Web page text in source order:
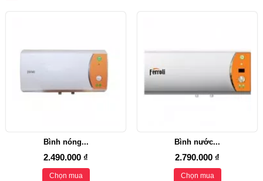
Bình nóng...
2.490.000 ₫
Chọn mua
Bình nước...
2.790.000 ₫
Chọn mua